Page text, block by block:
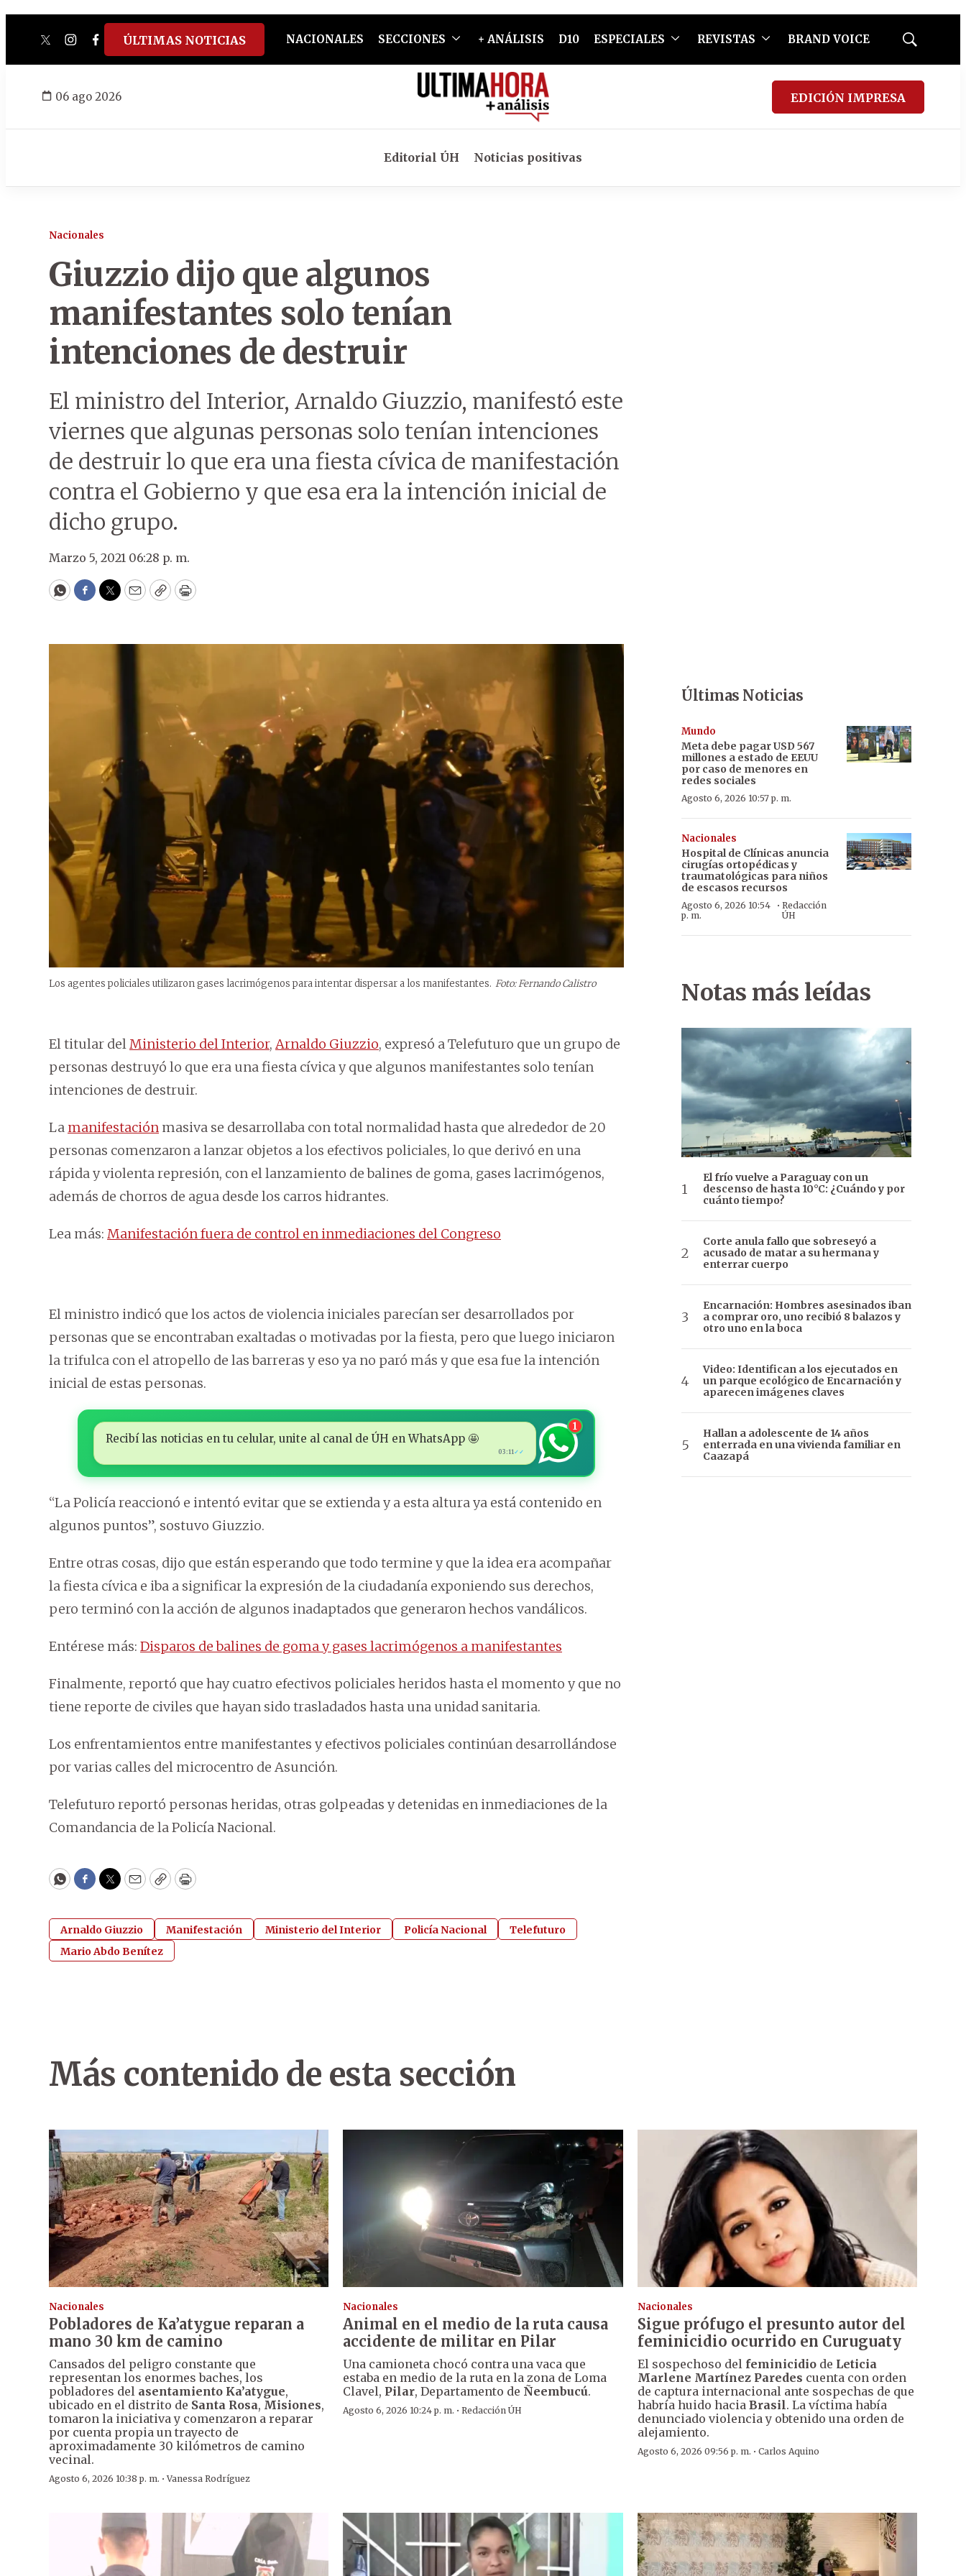
twitterinstagram
facebook
tiktokyoutube
spotify
ÚLTIMAS NOTICIAS NACIONALES SECCIONES + ANÁLISIS D10 ESPECIALES REVISTAS BRAND VOICE
Mostrar
06 ago 2026 EDICIÓN IMPRESA
Editorial ÚH Noticias positivas
Nacionales
Giuzzio dijo que algunos
manifestantes solo tenían
intenciones de destruir
El ministro del Interior, Arnaldo Giuzzio, manifestó este
viernes que algunas personas solo tenían intenciones
de destruir lo que era una fiesta cívica de manifestación
contra el Gobierno y que esa era la intención inicial de
dicho grupo.
Marzo 5, 2021 06:28 p. m.
WhatsApp
Facebook
Twitter
EmailCopyPrint
Los agentes policiales utilizaron gases lacrimógenos para intentar dispersar a los manifestantes. Foto: Fernando Calistro
El titular delMinisterio del Interior, Arnaldo Giuzzio, expresó a Telefuturo que un grupo de
personas destruyó lo que era una fiesta cívica y que algunos manifestantes solo tenían
intenciones de destruir.
La manifestación masiva se desarrollaba con total normalidad hasta que alrededor de 20
personas comenzaron a lanzar objetos a los efectivos policiales, lo que derivó en una
rápida y violenta represión, con el lanzamiento de balines de goma, gases lacrimógenos,
además de chorros de agua desde los carros hidrantes.
Lea más: Manifestación fuera de control en inmediaciones del Congreso
El ministro indicó que los actos de violencia iniciales parecían ser desarrollados por
personas que se encontraban exaltadas o motivadas por la fiesta, pero que luego iniciaron
la trifulca con el atropello de las barreras y eso ya no paró más y que esa fue la intención
inicial de estas personas.
Recibí las noticias en tu celular, unite al canal de ÚH en WhatsApp 🤩
03:11✓✓
1
“La Policía reaccionó e intentó evitar que se extienda y a esta altura ya está contenido en
algunos puntos”, sostuvo Giuzzio.
Entre otras cosas, dijo que están esperando que todo termine y que la idea era acompañar
la fiesta cívica e iba a significar la expresión de la ciudadanía exponiendo sus derechos,
pero terminó con la acción de algunos inadaptados que generaron hechos vandálicos.
Entérese más: Disparos de balines de goma y gases lacrimógenos a manifestantes
Finalmente, reportó que hay cuatro efectivos policiales heridos hasta el momento y que no
tiene reporte de civiles que hayan sido trasladados hasta una unidad sanitaria.
Los enfrentamientos entre manifestantes y efectivos policiales continúan desarrollándose
por varias calles del microcentro de Asunción.
Telefuturo reportó personas heridas, otras golpeadas y detenidas en inmediaciones de la
Comandancia de la Policía Nacional.
WhatsApp
Facebook
Twitter
EmailCopyPrint
Arnaldo Giuzzio Manifestación Ministerio del Interior Policía Nacional
Telefuturo
Mario Abdo Benítez
Últimas Noticias
Mundo
Meta debe pagar USD 567
millones a estado de EEUU
por caso de menores en
redes sociales
Agosto 6, 2026 10:57 p. m.
Nacionales
Hospital de Clínicas anuncia
cirugías ortopédicas y
traumatológicas para niños
de escasos recursos
Agosto 6, 2026 10:54
p. m.
· Redacción
ÚH
Notas más leídas
El frío vuelve a Paraguay con un
descenso de hasta 10°C: ¿Cuándo y por
cuánto tiempo?
Corte anula fallo que sobreseyó a
acusado de matar a su hermana y
enterrar cuerpo
Encarnación: Hombres asesinados iban
a comprar oro, uno recibió 8 balazos y
otro uno en la boca
Video: Identifican a los ejecutados en
un parque ecológico de Encarnación y
aparecen imágenes claves
Hallan a adolescente de 14 años
enterrada en una vivienda familiar en
Caazapá
Más contenido de esta sección
Nacionales
Pobladores de Ka’atygue reparan a
mano 30 km de camino
Cansados del peligro constante que
representan los enormes baches, los
pobladores del asentamiento Ka’atygue,
ubicado en el distrito de Santa Rosa, Misiones,
tomaron la iniciativa y comenzaron a reparar
por cuenta propia un trayecto de
aproximadamente 30 kilómetros de camino
vecinal.
Agosto 6, 2026 10:38 p. m. ·Vanessa Rodríguez
Nacionales
Animal en el medio de la ruta causa
accidente de militar en Pilar
Una camioneta chocó contra una vaca que
estaba en medio de la ruta en la zona de Loma
Clavel, Pilar, Departamento de Ñeembucú.
Agosto 6, 2026 10:24 p. m. ·Redacción ÚH
Nacionales
Sigue prófugo el presunto autor del
feminicidio ocurrido en Curuguaty
El sospechoso del feminicidiode Leticia
Marlene Martínez Paredes cuenta con orden
de captura internacional ante sospechas de que
habría huido hacia Brasil. La víctima había
denunciado violencia y obtenido una orden de
alejamiento.
Agosto 6, 2026 09:56 p. m. · Carlos Aquino